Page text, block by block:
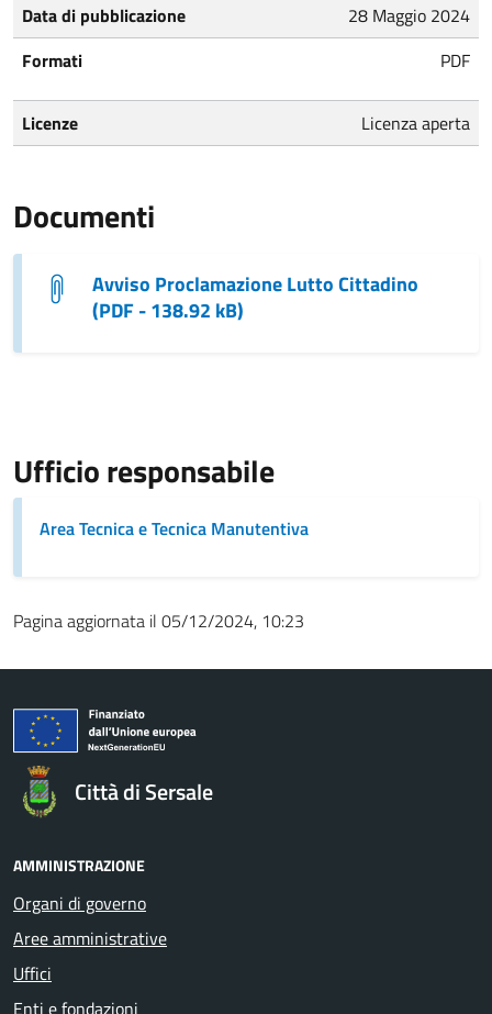
Data di pubblicazione
28 Maggio 2024
Formati
PDF
Licenze Licenza aperta
Documenti
Avviso Proclamazione Lutto Cittadino
(PDF - 138.92 kB)
Ufficio responsabile
Area Tecnica e Tecnica Manutentiva
Pagina aggiornata il 05/12/2024, 10:23
Città di Sersale
AMMINISTRAZIONE
Organi di governo
Aree amministrative
Uffici
Enti e fondazioni